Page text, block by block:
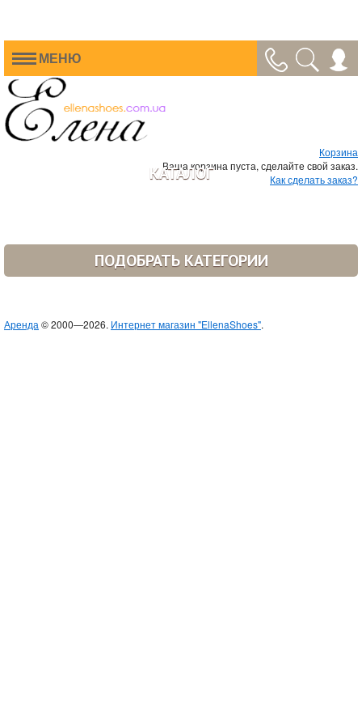
МЕНЮ
Корзина
Ваша корзина пуста, сделайте свой заказ.
Как сделать заказ?
КАТАЛОГ
ПОДОБРАТЬ КАТЕГОРИИ
Аренда © 2000—2026. Интернет магазин "EllenaShoes".